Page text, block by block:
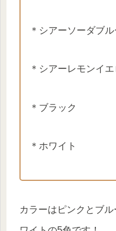
＊シアーソーダブル
＊シアーレモンイ
＊ブラック
＊ホワイト
カラーはピンクとブ